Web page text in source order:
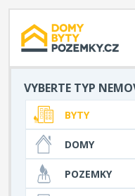
VYBERTE TYP
BYTY
DOMY
POZEMKY